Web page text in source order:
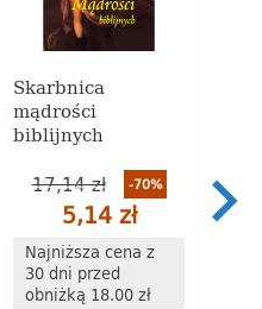
Skarbnica
mądrości
biblijnych
17,14 zł -70%
5,14 zł
Najniższa cena z
30 dni przed
obniżką 18.00 zł